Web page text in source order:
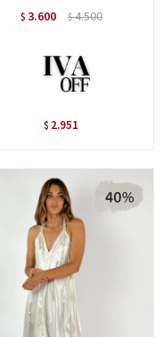
$ 3.600 $4.500
$ 2.951